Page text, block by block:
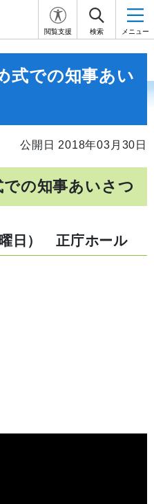
閲覧支援 検索 メニュー
式での知事あい
公開日 2018年03月30日
の知事あいさつ
日） 正庁ホール